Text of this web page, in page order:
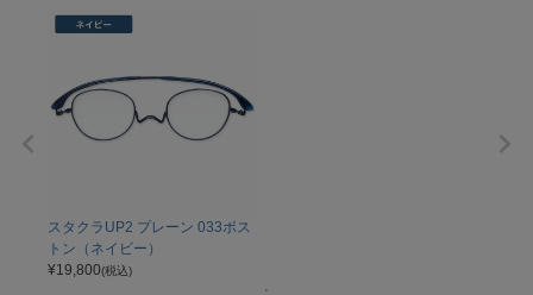
スタクラUP2 プレーン 033ボス
トン（ネイビー）
¥19,800(税込)